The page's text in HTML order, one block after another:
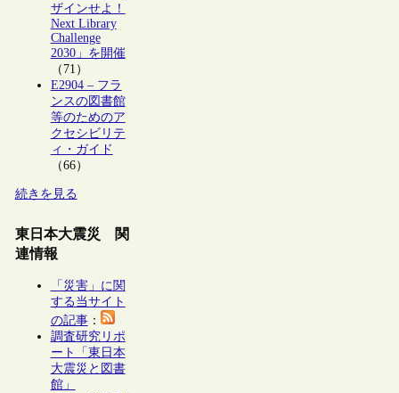
ザインせよ！
Next Library
Challenge
2030」を開催
（71）
E2904 – フラ
ンスの図書館
等のためのア
クセシビリテ
ィ・ガイド
（66）
続きを見る
東日本大震災 関
連情報
「災害」に関
する当サイト
の記事：
調査研究リポ
ート「東日本
大震災と図書
館」